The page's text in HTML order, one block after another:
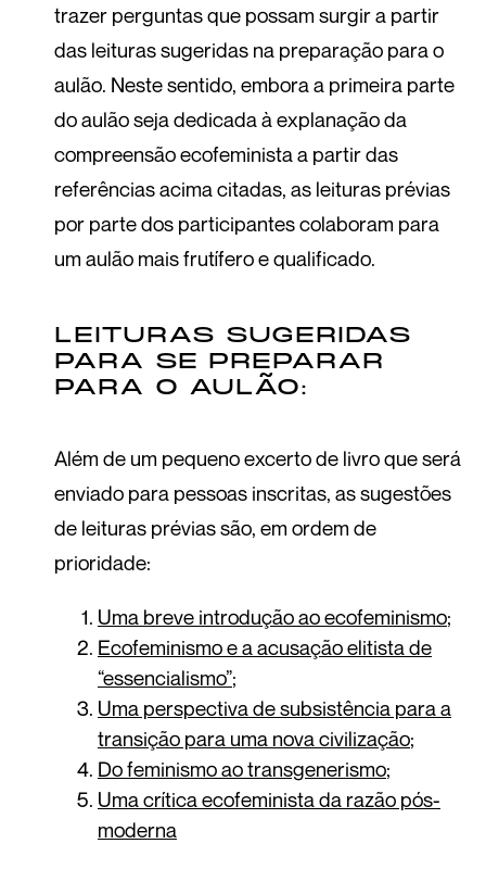
trazer perguntas que possam surgir a partir
das leituras sugeridas na preparação para o
aulão. Neste sentido, embora a primeira parte
do aulão seja dedicada à explanação da
compreensão ecofeminista a partir das
referências acima citadas, as leituras prévias
por parte dos participantes colaboram para
um aulão mais frutífero e qualificado.
LEITURAS SUGERIDAS
PARA SE PREPARAR
PARA O AULÃO:
Além de um pequeno excerto de livro que será
enviado para pessoas inscritas, as sugestões
de leituras prévias são, em ordem de
prioridade:
Uma breve introdução ao ecofeminismo;
Ecofeminismo e a acusação elitista de
“essencialismo”;
Uma perspectiva de subsistência para a
transição para uma nova civilização;
Do feminismo ao transgenerismo;
Uma crítica ecofeminista da razão pós-
moderna